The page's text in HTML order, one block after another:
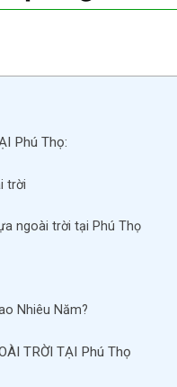
Phú Thọ:
trời
ngoài trời tại Phú Thọ
Nhiêu Năm?
TRỜI TẠI Phú Thọ